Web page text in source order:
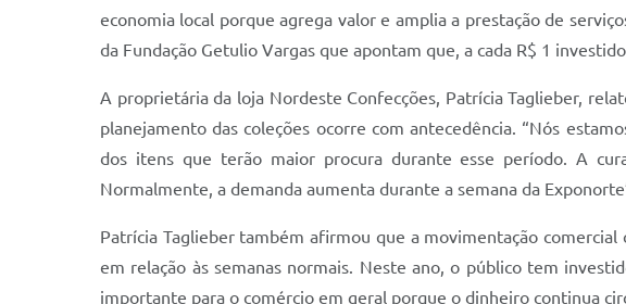
economia local porque agrega valor e amplia a prestação de
da Fundação Getulio Vargas que apontam que, a cada R$ 1
A proprietária da loja Nordeste Confecções, Patrícia Taglieber,
planejamento das coleções ocorre com antecedência. “Nós
dos itens que terão maior procura durante esse período. A
Normalmente, a demanda aumenta durante a semana da
Patrícia Taglieber também afirmou que a movimentação
em relação às semanas normais. Neste ano, o público tem
importante para o comércio em geral porque o dinheiro continua